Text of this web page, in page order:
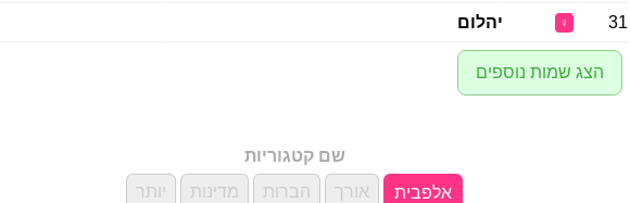
31
♀ יהלום
הצג שמות נוספים
שם קטגוריות
אלפבית
אורך הברות מדינות יותר